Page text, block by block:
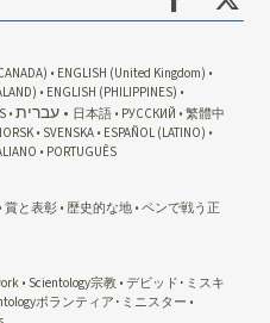
ENGLISH (United Kingdom)
ENGLISH (PHILIPPINES)
עברית 日本語 РУССКИЙ
繁體中
SVENSKA ESPAÑOL (LATINO)
PORTUGUÊS
賞と表彰 歴史的な地 ペンで戦う正
Scientology宗教 デビッド･ミスキ
ボランティア･ミニスター